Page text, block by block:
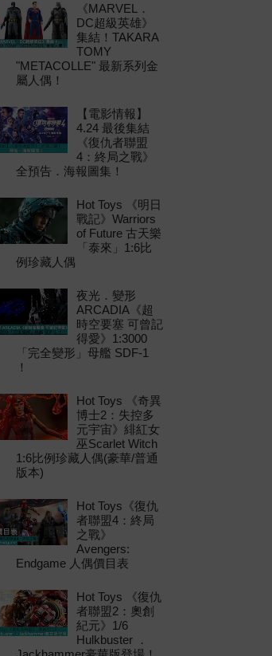
《MARVEL．
DC超級英雄》
集結！TAKARA
TOMY
"METACOLLE" 最新系列金
屬人偶！
【電影情報】
4.24 最後集結
《復仇者聯盟
4：終局之戰》
全預告．海報圖集！
Hot Toys 《明日
戰記》Warriors
of Future 古天樂
「泰來」1:6比
例珍藏人偶
夜光．變形
ARCADIA《超
時空要塞 可曾記
得愛》1:3000
「完全變形」母艦 SDF-1
！
Hot Toys 《奇異
博士2：失控多
元宇宙》緋紅女
巫Scarlet Witch
1:6比例珍藏人偶(豪華/普通
版本)
Hot Toys《復仇
者聯盟4：終局
之戰》
Avengers:
Endgame 人偶價目表
Hot Toys 《復仇
者聯盟2：奧創
紀元》1/6
Hulkbuster ．